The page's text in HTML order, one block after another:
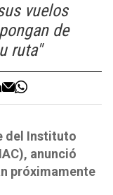
vuelos
de
ruta"
del Instituto
anunció
próximamente